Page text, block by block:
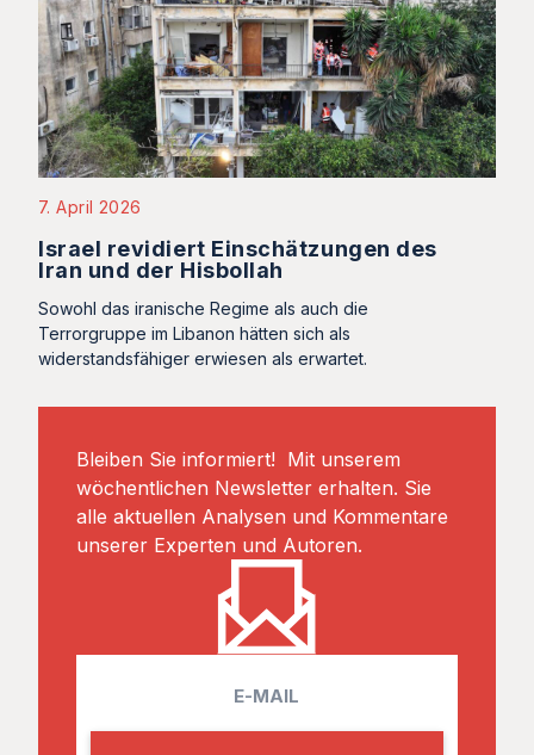
7. April 2026
Israel revidiert Einschätzungen des
Iran und der Hisbollah
Sowohl das iranische Regime als auch die
Terrorgruppe im Libanon hätten sich als
widerstandsfähiger erwiesen als erwartet.
Bleiben Sie informiert! Mit unserem
wöchentlichen Newsletter erhalten. Sie
alle aktuellen Analysen und Kommentare
unserer Experten und Autoren.